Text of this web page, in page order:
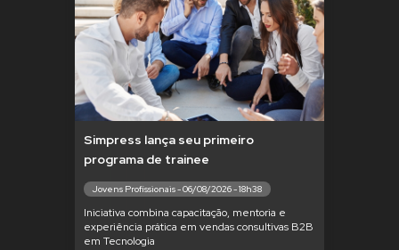
Simpress lança seu primeiro
programa de trainee
Jovens Profissionais - 06/08/2026 - 18h38
Iniciativa combina capacitação, mentoria e
experiência prática em vendas consultivas B2B
em Tecnologia